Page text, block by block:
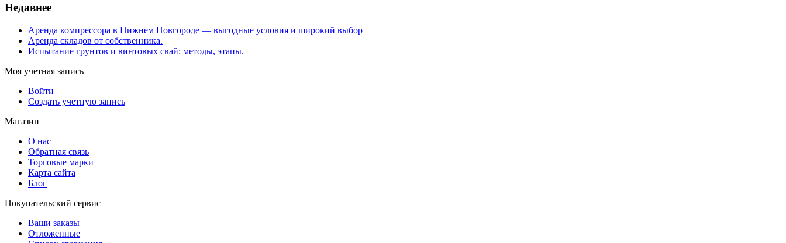
Недавнее
Аренда компрессора в Нижнем Новгороде — выгодные условия и широкий выбор
Аренда складов от собственника.
Испытание грунтов и винтовых свай: методы, этапы.
Моя учетная запись
Войти
Создать учетную запись
Магазин
О нас
Обратная связь
Торговые марки
Карта сайта
Блог
Покупательский сервис
Ваши заказы
Отложенные